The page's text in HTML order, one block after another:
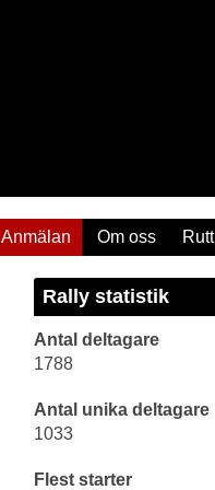
Anmälan Om oss Rutt
Rally statistik
Antal deltagare
1788
Antal unika deltagare
1033
Flest starter